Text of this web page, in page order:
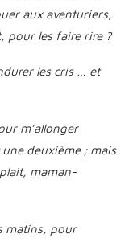
aux aventuriers,
pour les faire rire ?
les cris … et
m’allonger
deuxième ; mais
maman-
matins, pour